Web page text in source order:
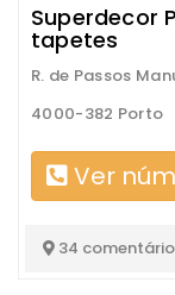
Superdecor
tapetes
R. de Passos
4000-382 Porto
Ver
34